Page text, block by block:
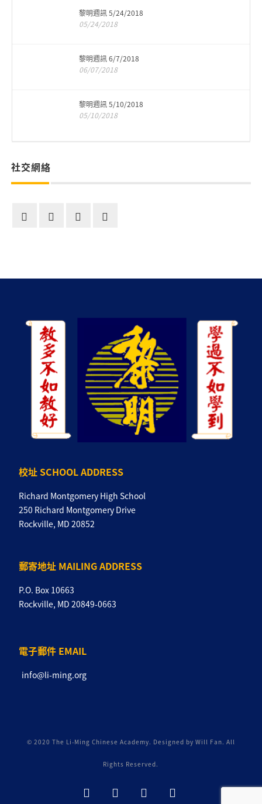
黎明週訊 5/24/2018
05/24/2018
黎明週訊 6/7/2018
06/07/2018
黎明週訊 5/10/2018
05/10/2018
社交網絡
校址 SCHOOL ADDRESS
Richard Montgomery High School
250 Richard Montgomery Drive
Rockville, MD 20852
郵寄地址 MAILING ADDRESS
P.O. Box 10663
Rockville, MD 20849-0663
電子郵件 EMAIL
info@li-ming.org
© 2020 The Li-Ming Chinese Academy. Designed by Will Fan. All
Rights Reserved.